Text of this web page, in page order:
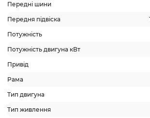
Передні шини
Передня підвіска
Потужність
Потужність двигуна кВт
Привід
Рама
Тип двигуна
Тип живлення